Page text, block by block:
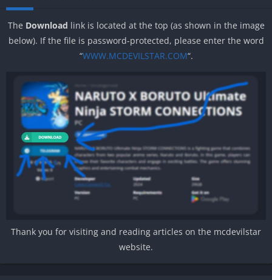
The Download link is located at the top (as shown in the image
below). If the file is password-protected, please enter the word
“WWW.MCDEVILSTAR.COM“.
Thank you for visiting and reading articles on the mcdevilstar
website.